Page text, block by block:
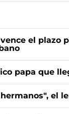
el plazo
papa que
el